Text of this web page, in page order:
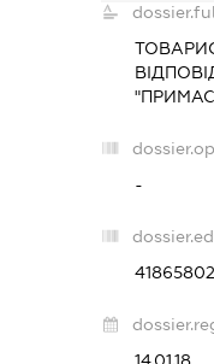
-
41865802